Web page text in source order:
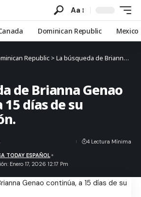
Aa
Dominican Republic Mexico
Republic > La búsqueda de Brianna Genao continúa, a 15 días de su desaparición.
de Brianna Genao
días de su
Enero 17, 2026 12:17 Pm
TODAY ESPAÑOL
4 Lectura Mínima